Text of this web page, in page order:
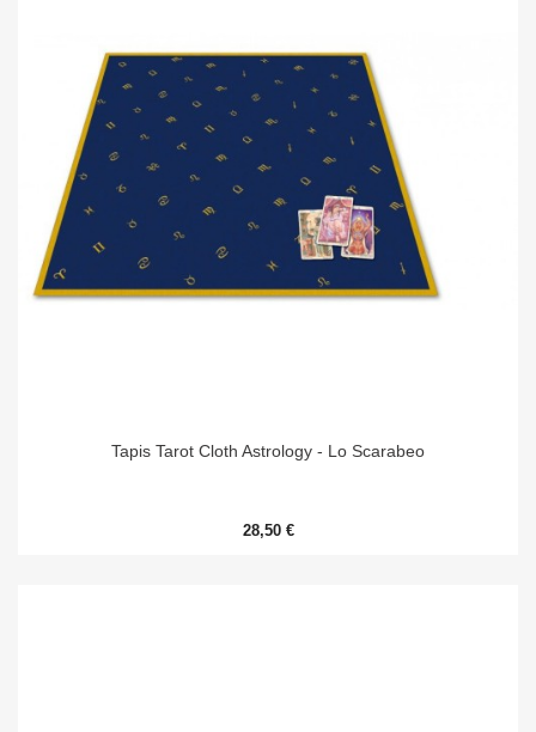
Tapis Tarot Cloth Astrology - Lo Scarabeo
28,50 €